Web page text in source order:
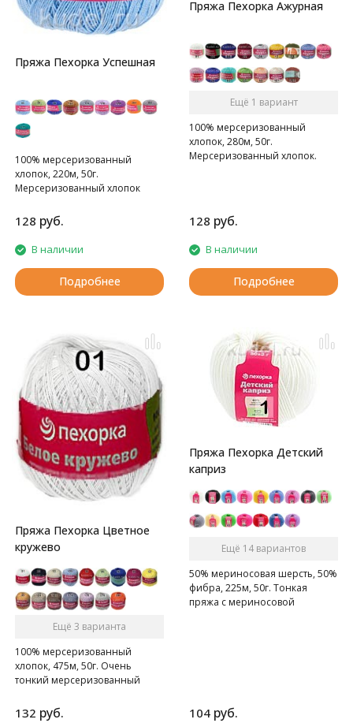
Пряжа Пехорка Успешная
100% мерсеризованный
хлопок, 220м, 50г.
Мерсеризованный хлопок
128 руб.
В наличии
Подробнее
Пряжа Пехорка Ажурная
Ещё 1 вариант
100% мерсеризованный
хлопок, 280м, 50г.
Мерсеризованный хлопок.
128 руб.
В наличии
Подробнее
Пряжа Пехорка Цветное
кружево
Ещё 3 варианта
100% мерсеризованный
хлопок, 475м, 50г. Очень
тонкий мерсеризованный
132 руб.
Пряжа Пехорка Детский
каприз
Ещё 14 вариантов
50% мериносовая шерсть, 50%
фибра, 225м, 50г. Тонкая
пряжа с мериносовой
104 руб.